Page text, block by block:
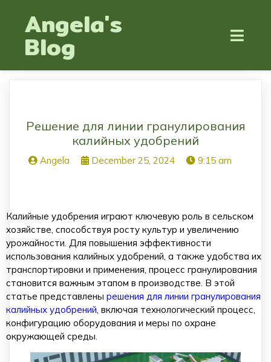
Angela's
Blog
Решение для линии гранулирования
калийных удобрений
Angela December 25, 2024 9:15 am
Калийные удобрения играют ключевую роль в сельском
хозяйстве, способствуя росту культур и увеличению
урожайности. Для повышения эффективности
использования калийных удобрений, а также удобства их
транспортировки и применения, процесс гранулирования
становится важным этапом в производстве. В этой
статье представлены решения для линии гранулирования
калийных удобрений, включая технологический процесс,
конфигурацию оборудования и меры по охране
окружающей среды.